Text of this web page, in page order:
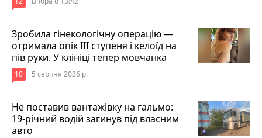
Зробила гінекологічну операцію —
отримала опік ІІІ ступеня і келоїд на
пів руки. У клініці тепер мовчанка
10 5 серпня 2026 р.
Не поставив вантажівку на гальмо:
19-річний водій загинув під власним
авто